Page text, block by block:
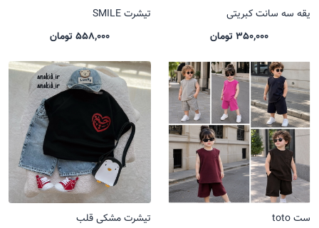
یقه سه سانت کبریتی
350,000 تومان
تیشرت SMILE
558,000 تومان
ست toto
تیشرت مشکی قلب